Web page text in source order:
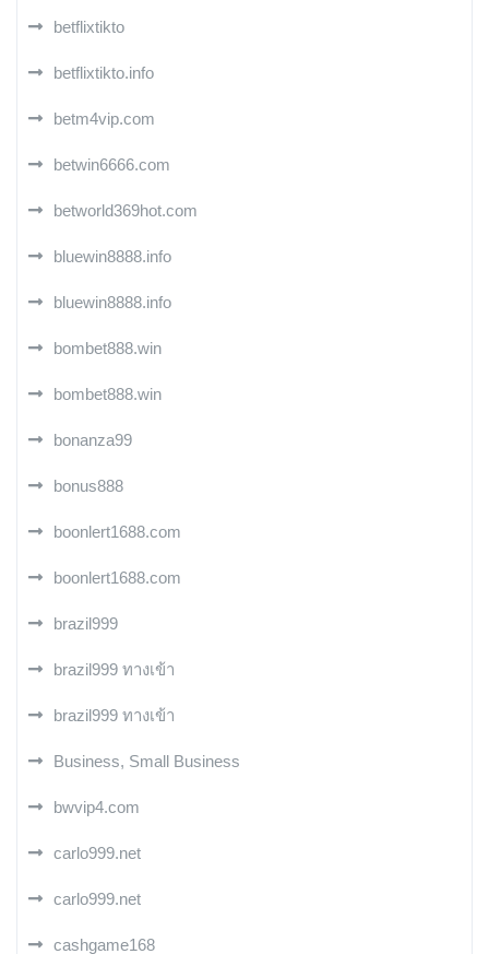
betflixtikto
betflixtikto.info
betm4vip.com
betwin6666.com
betworld369hot.com
bluewin8888.info
bluewin8888.info
bombet888.win
bombet888.win
bonanza99
bonus888
boonlert1688.com
boonlert1688.com
brazil999
brazil999 ทางเข้า
brazil999 ทางเข้า
Business, Small Business
bwvip4.com
carlo999.net
carlo999.net
cashgame168